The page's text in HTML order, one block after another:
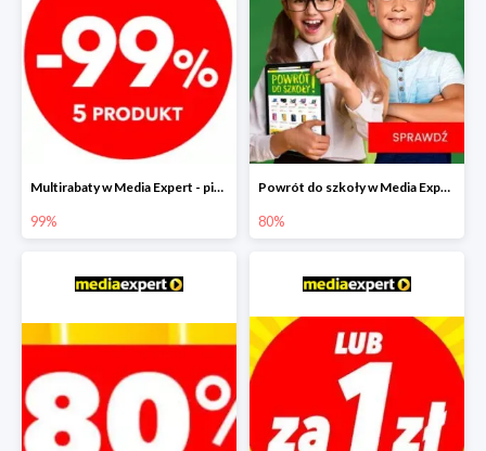
Multirabaty w Media Expert - piąty produkt -99%!
99%
Powrót do szkoły w Media Expert do -80%
80%